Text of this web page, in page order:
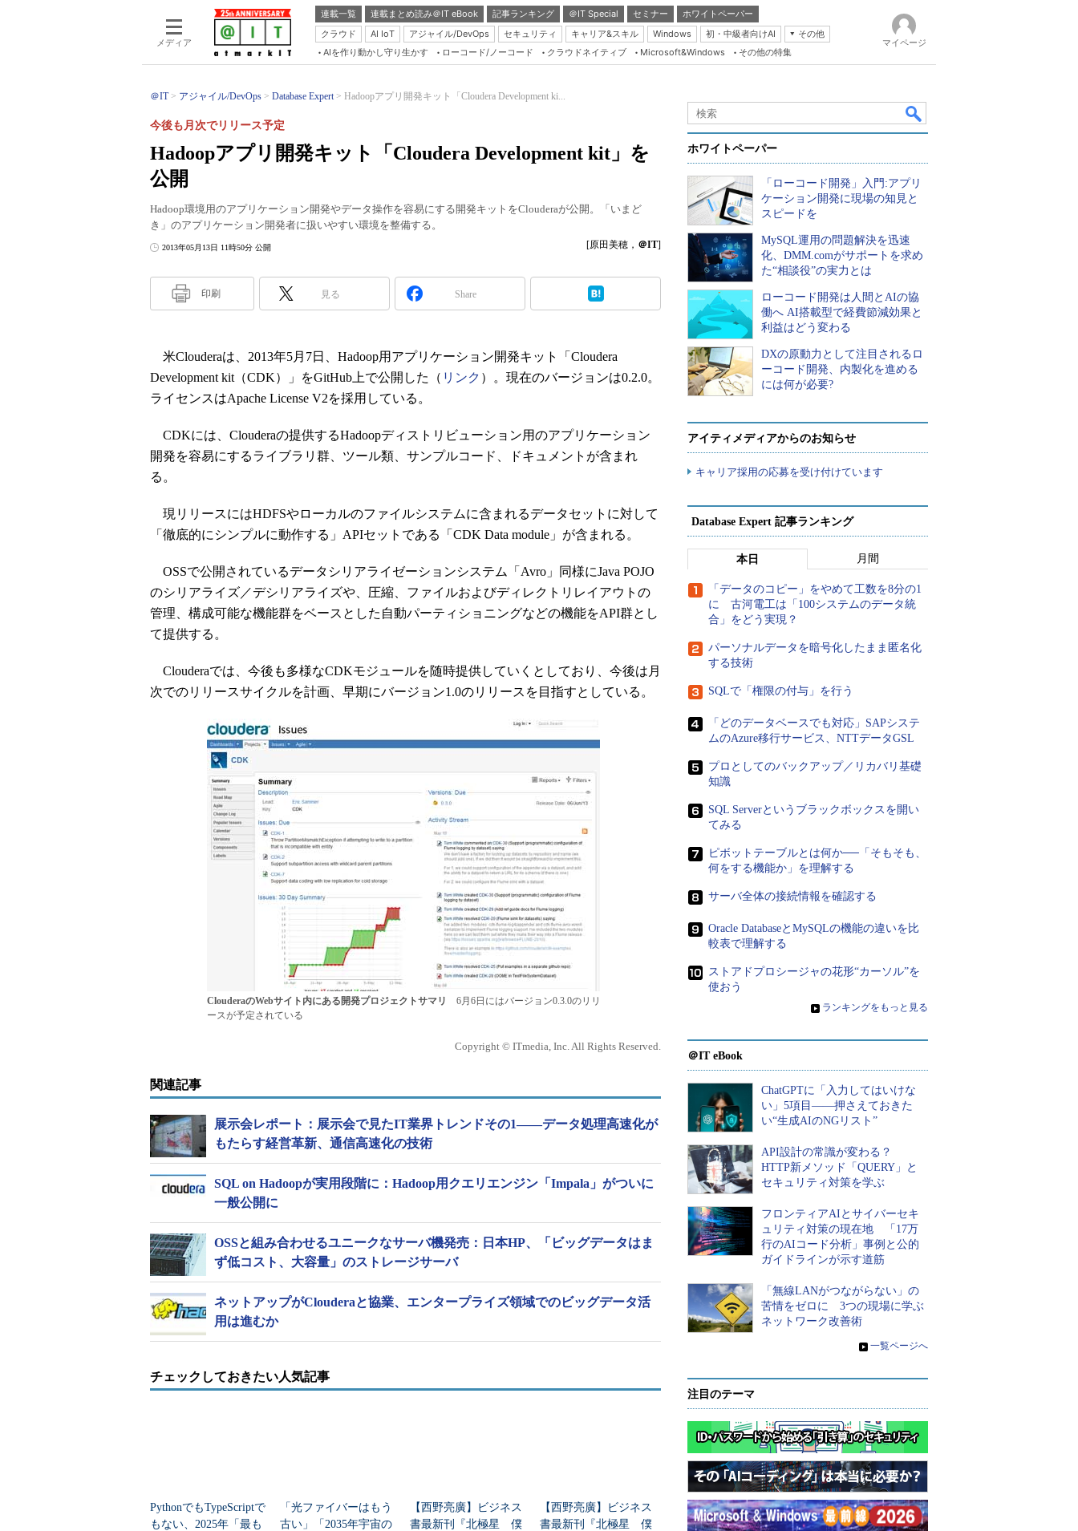
メディア
連載一覧 連載まとめ読み＠IT eBook 記事ランキング ＠IT Special セミナー
ホワイトペーパー
クラウド
AI IoT アジャイル/DevOps セキュリティ キャリア&スキル Windows 初・中級者向けAI
その他
Server & Storage
Java Agile
Database Expert
Linux ＆ OSS
Master of IP Network
Security & Trust
AIを作り動かし守り生かす ローコード/ノーコード クラウドネイティブ Microsoft&Windows その他の特集
マイページ
＠IT アジャイル/DevOps Database Expert Hadoopアプリ開発キット「Cloudera Development ki...
Hadoopアプリ開発キット「Cloudera Development kit」を
公開
今後も月次でリリース予定
Hadoop環境用のアプリケーション開発やデータ操作を容易にする開発キットをClouderaが公開。「いまど
き」のアプリケーション開発者に扱いやすい環境を整備する。
2013年05月13日 11時50分 公開 [原田美穂， ＠IT]
印刷 見る Share
米Clouderaは、2013年5月7日、Hadoop用アプリケーション開発キット「Cloudera
Development kit（CDK）」をGitHub上で公開した（ リンク ）。現在のバージョンは0.2.0。
ライセンスはApache License V2を採用している。
CDKには、Clouderaの提供するHadoopディストリビューション用のアプリケーション
開発を容易にするライブラリ群、ツール類、サンプルコード、ドキュメントが含まれ
る。
現リリースにはHDFSやローカルのファイルシステムに含まれるデータセットに対して
「徹底的にシンプルに動作する」APIセットである「CDK Data module」が含まれる。
OSSで公開されているデータシリアライゼーションシステム「Avro」同様にJava POJO
のシリアライズ／デシリアライズや、圧縮、ファイルおよびディレクトリレイアウトの
管理、構成可能な機能群をベースとした自動パーティショニングなどの機能をAPI群とし
て提供する。
Clouderaでは、今後も多様なCDKモジュールを随時提供していくとしており、今後は月
次でのリリースサイクルを計画、早期にバージョン1.0のリリースを目指すとしている。
ClouderaのWebサイト内にある開発プロジェクトサマリ
6月6日にはバージョン0.3.0のリリ
ースが予定されている
Copyright © ITmedia, Inc. All Rights Reserved.
関連記事
展示会レポート：展示会で見たIT業界トレンドその1――データ処理高速化が
もたらす経営革新、通信高速化の技術
SQL on Hadoopが実用段階に：Hadoop用クエリエンジン「Impala」がついに
一般公開に
OSSと組み合わせるユニークなサーバ機発売：日本HP、「ビッグデータはま
ず低コスト、大容量」のストレージサーバ
ネットアップがClouderaと協業、エンタープライズ領域でのビッグデータ活
用は進むか
チェックしておきたい人気記事
PythonでもTypeScriptで
もない、2025年「最も
「光ファイバーはもう
古い」「2035年宇宙の
【西野亮廣】ビジネス
書最新刊『北極星 僕
【西野亮廣】ビジネス
書最新刊『北極星 僕
ホワイトペーパー
「ローコード開発」入門:アプリ
ケーション開発に現場の知見と
スピードを
MySQL運用の問題解決を迅速
化、DMM.comがサポートを求め
た“相談役”の実力とは
ローコード開発は人間とAIの協
働へ AI搭載型で経費節減効果と
利益はどう変わる
DXの原動力として注目されるロ
ーコード開発、内製化を進める
には何が必要?
アイティメディアからのお知らせ
キャリア採用の応募を受け付けています
Database Expert 記事ランキング
本日 月間
「データのコピー」をやめて工数を8分の1
に 古河電工は「100システムのデータ統
合」をどう実現？
パーソナルデータを暗号化したまま匿名化
する技術
SQLで「権限の付与」を行う
「どのデータベースでも対応」SAPシステ
ムのAzure移行サービス、NTTデータGSL
プロとしてのバックアップ／リカバリ基礎
知識
SQL Serverというブラックボックスを開い
てみる
ピボットテーブルとは何か──「そもそも、
何をする機能か」を理解する
サーバ全体の接続情報を確認する
Oracle DatabaseとMySQLの機能の違いを比
較表で理解する
ストアドプロシージャの花形“カーソル”を
使おう
» ランキングをもっと見る
＠IT eBook
ChatGPTに「入力してはいけな
い」5項目――押さえておきた
い“生成AIのNGリスト”
API設計の常識が変わる？
HTTP新メソッド「QUERY」と
セキュリティ対策を学ぶ
フロンティアAIとサイバーセキ
ュリティ対策の現在地 「17万
行のAIコード分析」事例と公的
ガイドラインが示す道筋
「無線LANがつながらない」の
苦情をゼロに 3つの現場に学ぶ
ネットワーク改善術
» 一覧ページへ
注目のテーマ